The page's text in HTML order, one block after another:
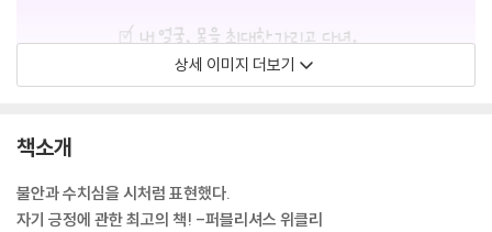
상세 이미지 더보기
책소개
불안과 수치심을 시처럼 표현했다.
자기 긍정에 관한 최고의 책! -퍼블리셔스 위클리